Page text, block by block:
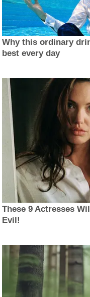
Why this ordinary
best every day
These 9 Actresses
Evil!